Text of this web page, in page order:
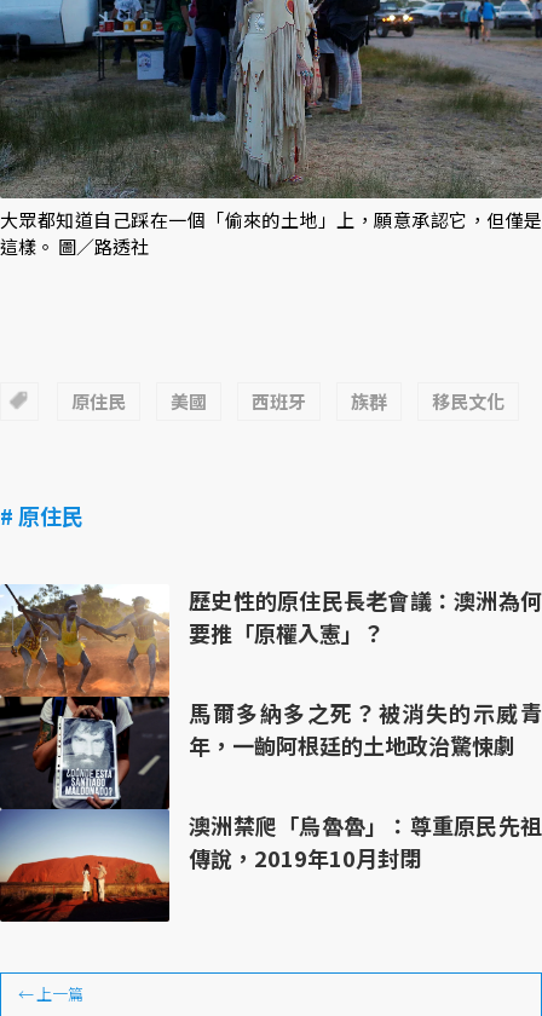
大眾都知道自己踩在一個「偷來的土地」上，願意承認它，但僅是
這樣。 圖／路透社
原住民 美國 西班牙 族群 移民文化
# 原住民
歷史性的原住民長老會議：澳洲為何
要推「原權入憲」？
馬爾多納多之死？被消失的示威青
年，一齣阿根廷的土地政治驚悚劇
澳洲禁爬「烏魯魯」：尊重原民先祖
傳說，2019年10月封閉
←上一篇